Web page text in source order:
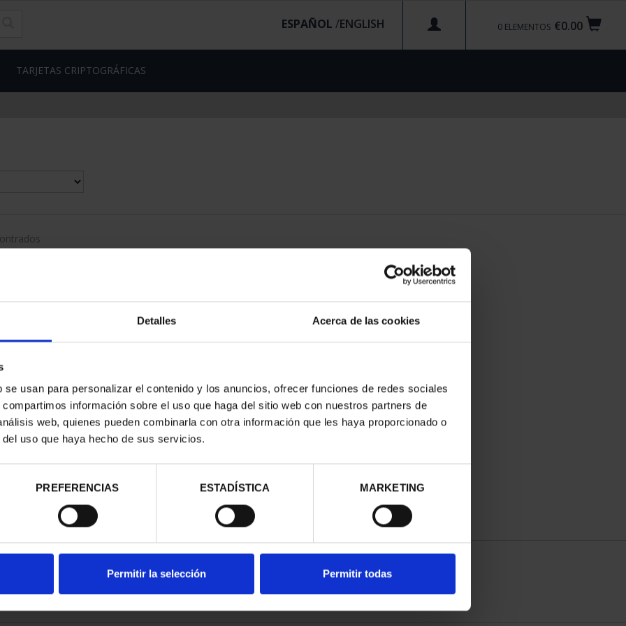
Detalles Acerca de las cookies
usan para personalizar el contenido y los anuncios, ofrecer funciones de redes sociales
información sobre el uso que haga del sitio web con nuestros partners de
web, quienes pueden combinarla con otra información que les haya proporcionado o
uso que haya hecho de sus servicios.
PREFERENCIAS ESTADÍSTICA MARKETING
Permitir la selección Permitir todas
€0.00
0 ELEMENTOS
ESPAÑOL /
TARJETAS CRIPTOGRÁFICAS
(2023) 8